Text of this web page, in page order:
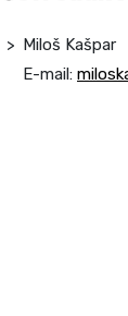
Miloš Kašpar
E-mail: